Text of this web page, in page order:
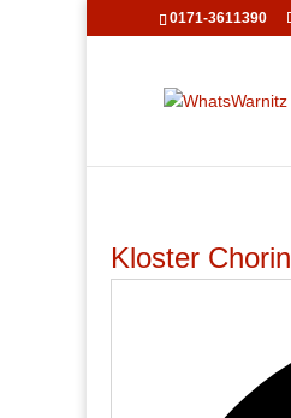
0171-3611390
Kloster Chorin